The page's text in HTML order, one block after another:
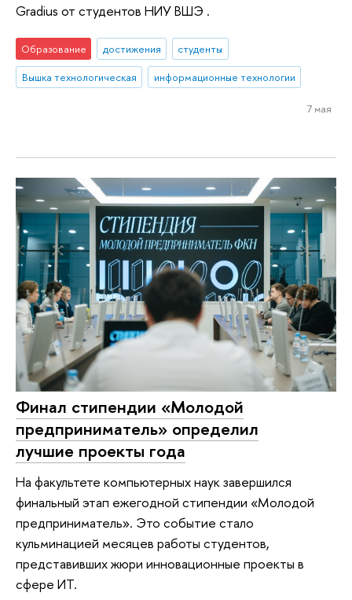
Gradius от студентов НИУ ВШЭ .
Образование достижения
студенты
Вышка технологическая
информационные технологии
7 мая
Финал стипендии «Молодой
предприниматель» определил
лучшие проекты года
На факультете компьютерных наук завершился
финальный этап ежегодной стипендии «Молодой
предприниматель». Это событие стало
кульминацией месяцев работы студентов,
представивших жюри инновационные проекты в
сфере ИТ.